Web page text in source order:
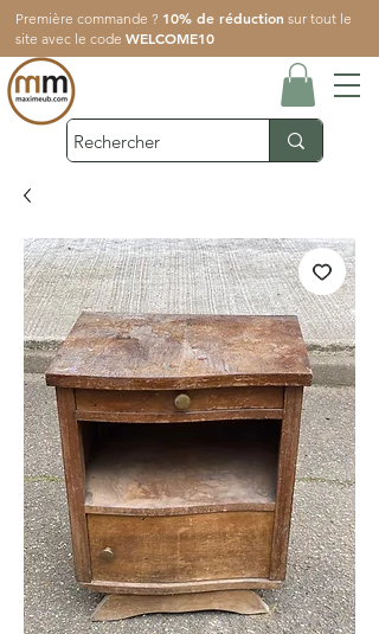
Première commande ? 10% de réduction sur tout le
site avec le code WELCOME10